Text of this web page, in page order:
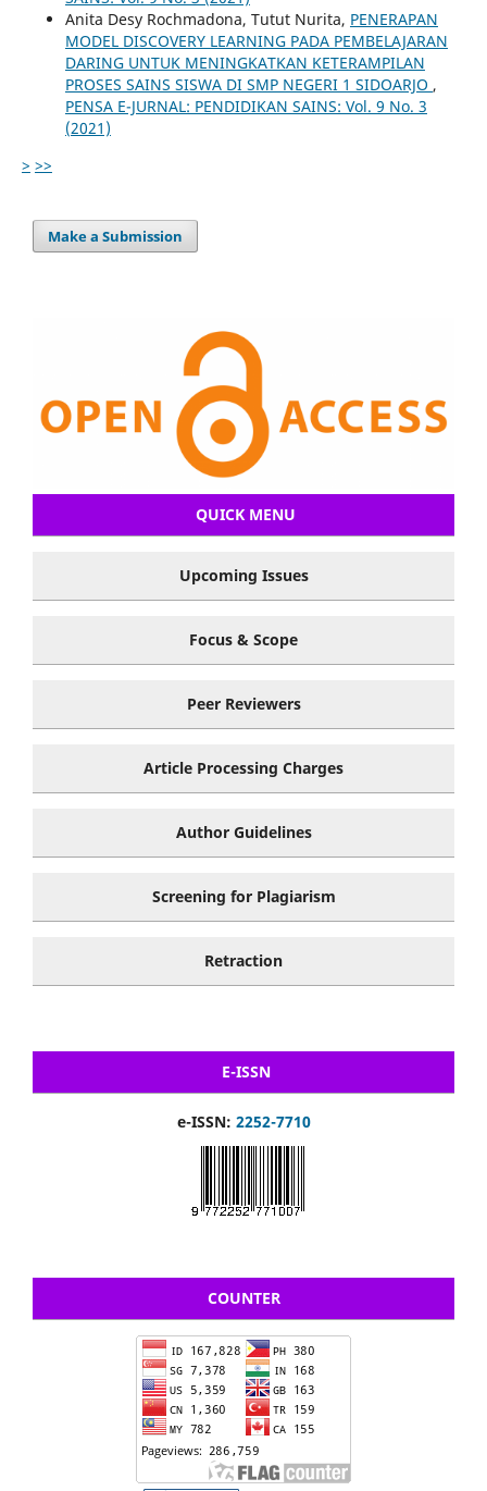
Anita Desy Rochmadona, Tutut Nurita, PENERAPAN
MODEL DISCOVERY LEARNING PADA PEMBELAJARAN
DARING UNTUK MENINGKATKAN KETERAMPILAN
PROSES SAINS SISWA DI SMP NEGERI 1 SIDOARJO ,
PENSA E-JURNAL: PENDIDIKAN SAINS: Vol. 9 No. 3
(2021)
> >>
Make a Submission
QUICK MENU
Upcoming Issues
Focus & Scope
Peer Reviewers
Article Processing Charges
Author Guidelines
Screening for Plagiarism
Retraction
E-ISSN
e-ISSN: 2252-7710
COUNTER